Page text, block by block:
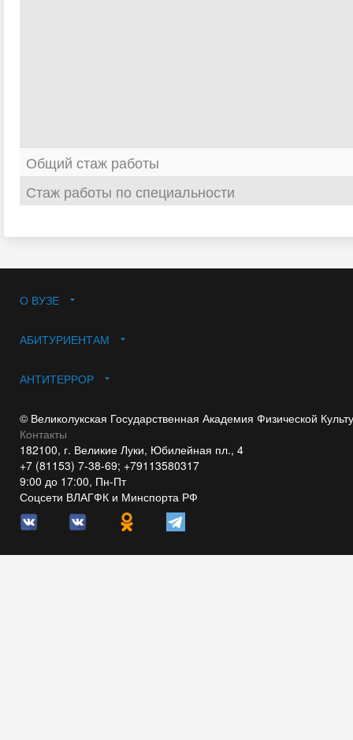
Общий стаж работы
Стаж работы по специальности
О ВУЗЕ
АБИТУРИЕНТАМ
АНТИТЕРРОР
© Великолукская Государственная Академия Физической
Контакты
182100, г. Великие Луки, Юбилейная пл., 4
+7 (81153) 7-38-69; +79113580317
9:00 до 17:00, Пн-Пт
Соцсети ВЛАГФК и Минспорта РФ